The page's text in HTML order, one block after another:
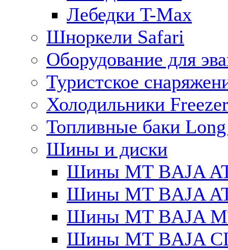
Лебедки T-Max
Шноркели Safari
Оборудование для
Туристское
Холодильники
Топливные баки
Шины и диски
Шины MT BAJA
Шины MT BAJA
Шины MT BAJA
Шины MT BAJA